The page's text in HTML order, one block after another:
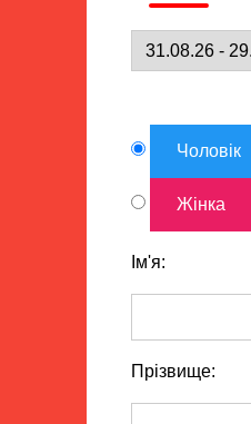
Чоловік
Жінка
Ім'я:
Прізвище: